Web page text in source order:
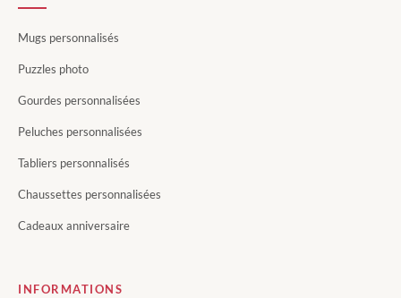
Mugs personnalisés
Puzzles photo
Gourdes personnalisées
Peluches personnalisées
Tabliers personnalisés
Chaussettes personnalisées
Cadeaux anniversaire
INFORMATIONS